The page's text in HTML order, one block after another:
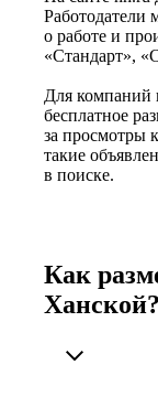
Работодатели
о работе и
«Стандарт»,
Для компаний
бесплатное
за просмотры
такие
в поиске.
Как
Ханской?